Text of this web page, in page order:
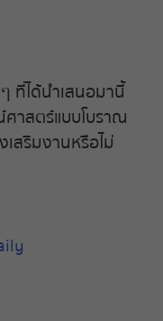
ที่ได้นำเสนอมานี้
าสตร์แบบโบราณ
เสริมงานหรือไม่